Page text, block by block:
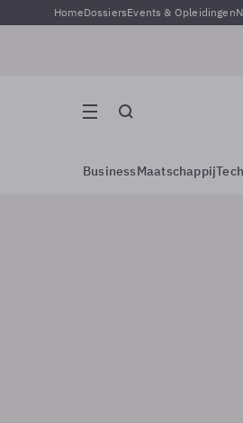
HomeDossiersEvents & Opleidingen
BusinessMaatschappij